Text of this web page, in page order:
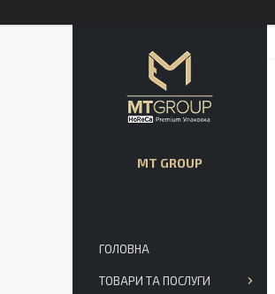
MT GROUP
ГОЛОВНА
ТОВАРИ ТА ПОСЛУГИ